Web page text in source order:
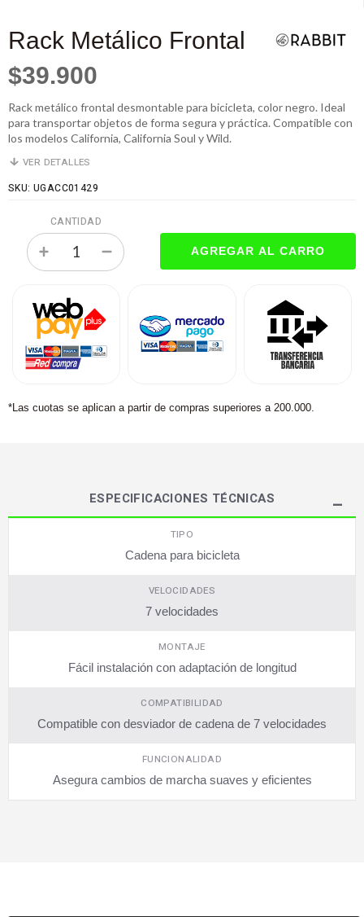
Rack Metálico Frontal
$39.900
Rack metálico frontal desmontable para bicicleta, color negro. Ideal
para transportar objetos de forma segura y práctica. Compatible con
los modelos California, California Soul y Wild.
VER DETALLES
SKU: UGACC01429
CANTIDAD
*Las cuotas se aplican a partir de compras superiores a 200.000.
ESPECIFICACIONES TÉCNICAS
TIPO
Cadena para bicicleta
VELOCIDADES
7 velocidades
MONTAJE
Fácil instalación con adaptación de longitud
COMPATIBILIDAD
Compatible con desviador de cadena de 7 velocidades
FUNCIONALIDAD
Asegura cambios de marcha suaves y eficientes